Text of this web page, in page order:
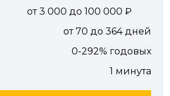
от 3 000 до 100 000
от 70 до 364 дней
0-292% годовых
1 минута